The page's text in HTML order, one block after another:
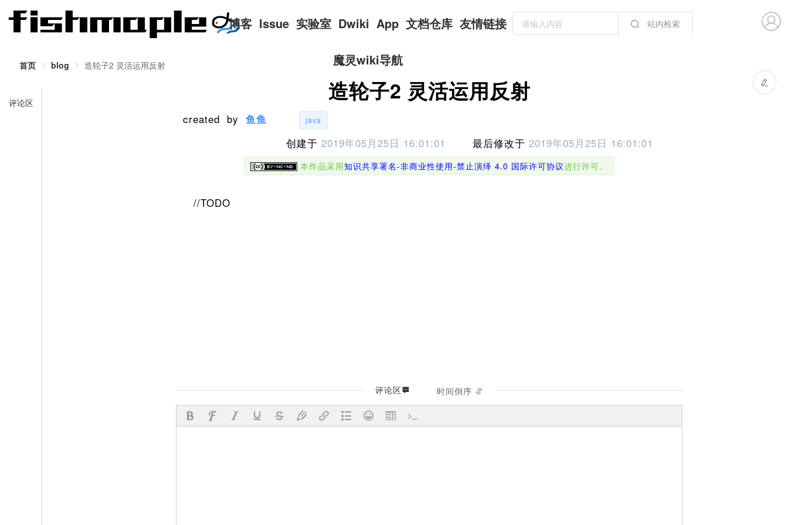
博客 Issue 实验室 Dwiki App 文档仓库 友情链接
魔灵wiki导航
站内检索
首页 blog 造轮子2 灵活运用反射
评论区 造轮子2 灵活运用反射
created by 鱼鱼 java
创建于 2019年05月25日 16:01:01 最后修改于 2019年05月25日 16:01:01
本作品采用知识共享署名-非商业性使用-禁止演绎 4.0 国际许可协议进行许可。
//TODO
评论区 时间倒序